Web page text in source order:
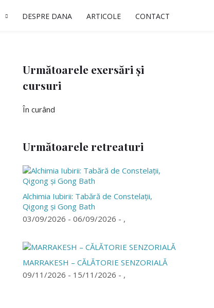
DESPRE DANA ARTICOLE CONTACT
Următoarele exersări și
cursuri
În curând
Următoarele retreaturi
Alchimia Iubirii: Tabără de Constelații,
Qigong și Gong Bath
03/09/2026 - 06/09/2026 - ,
MARRAKESH – CĂLĂTORIE SENZORIALĂ
09/11/2026 - 15/11/2026 - ,